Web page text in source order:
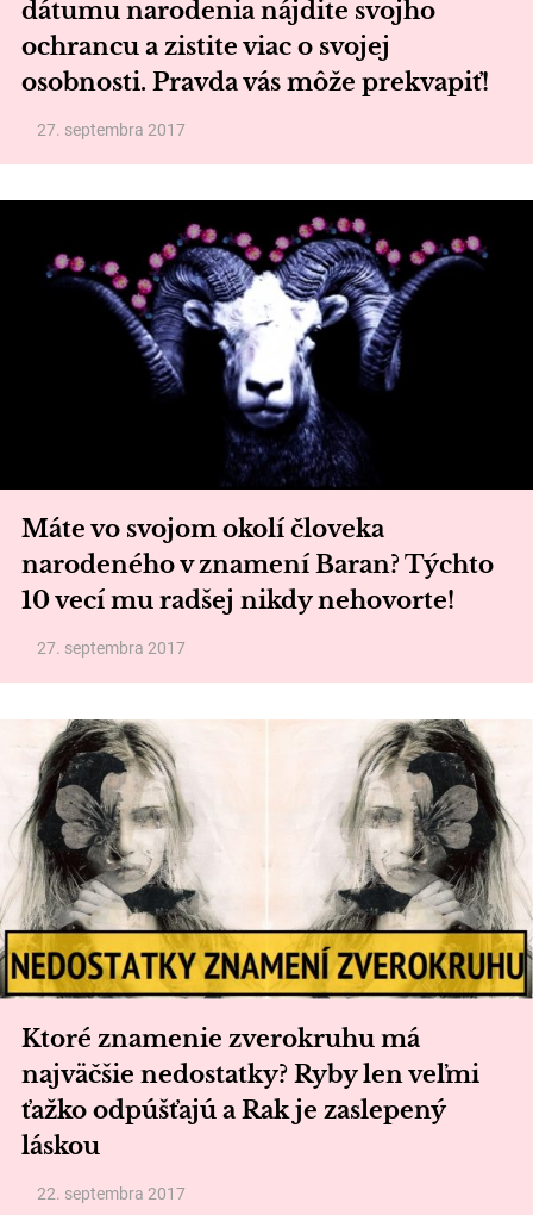
dátumu narodenia nájdite svojho
ochrancu a zistite viac o svojej
osobnosti. Pravda vás môže prekvapiť!
27. septembra 2017
Máte vo svojom okolí človeka
narodeného v znamení Baran? Týchto
10 vecí mu radšej nikdy nehovorte!
27. septembra 2017
Ktoré znamenie zverokruhu má
najväčšie nedostatky? Ryby len veľmi
ťažko odpúšťajú a Rak je zaslepený
láskou
22. septembra 2017